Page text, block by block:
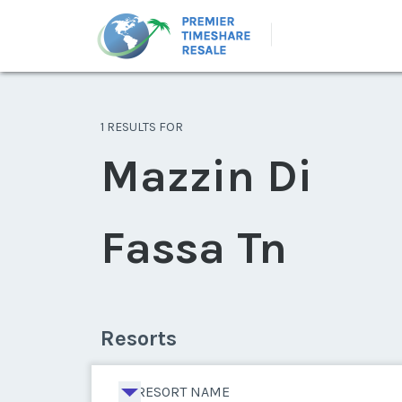
1 RESULTS FOR
Mazzin Di
Fassa Tn
Resorts
RESORT NAME